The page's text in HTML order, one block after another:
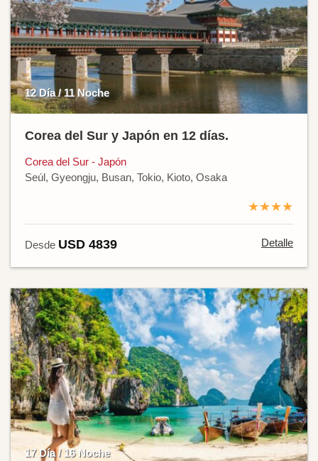
12 Día / 11 Noche
Corea del Sur y Japón en 12 días.
Corea del Sur - Japón
Seúl, Gyeongju, Busan, Tokio, Kioto, Osaka
★★★★
Desde USD 4839 Detalle
17 Día / 16 Noche